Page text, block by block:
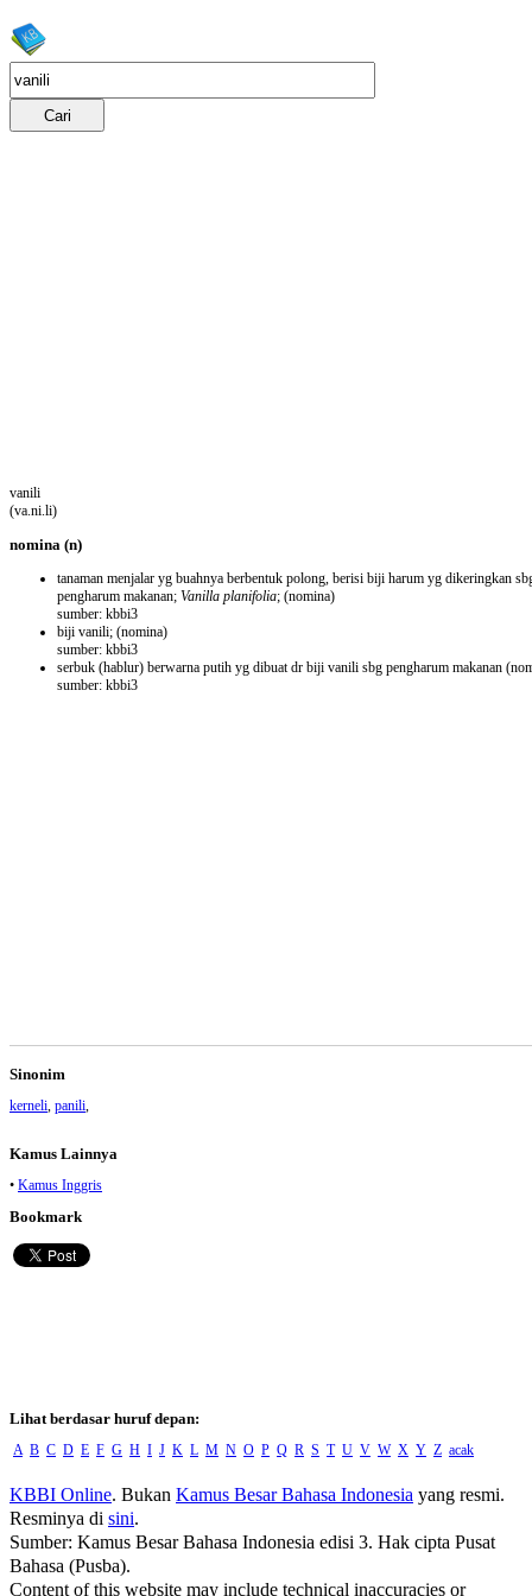
vanili
(va.ni.li)
nomina (n)
tanaman menjalar yg buahnya berbentuk polong, berisi biji harum yg dikeringkan
pengharum makanan; Vanilla planifolia; (nomina)
sumber: kbbi3
biji vanili; (nomina)
sumber: kbbi3
serbuk (hablur) berwarna putih yg dibuat dr biji vanili sbg pengharum makanan
sumber: kbbi3
Sinonim
kerneli panili
Kamus Lainnya
• Kamus Inggris
Bookmark
Lihat berdasar huruf depan:
A B C D E F G H I J K L M N O P Q R S T U V W X Y Z acak
KBBI Online. Bukan Kamus Besar Bahasa Indonesia yang resmi.
Resminya di sini.
Sumber: Kamus Besar Bahasa Indonesia edisi 3. Hak cipta Pusat
Bahasa (Pusba).
Content of this website may include technical inaccuracies or